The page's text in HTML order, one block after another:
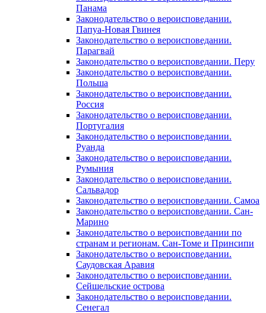
Панама
Законодательство о вероисповедании.
Папуа-Новая Гвинея
Законодательство о вероисповедании.
Парагвай
Законодательство о вероисповедании. Перу
Законодательство о вероисповедании.
Польша
Законодательство о вероисповедании.
Россия
Законодательство о вероисповедании.
Португалия
Законодательство о вероисповедании.
Руанда
Законодательство о вероисповедании.
Румыния
Законодательство о вероисповедании.
Сальвадор
Законодательство о вероисповедании. Самоа
Законодательство о вероисповедании. Сан-
Марино
Законодательство о вероисповедании по
странам и регионам. Сан-Томе и Принсипи
Законодательство о вероисповедании.
Саудовская Аравия
Законодательство о вероисповедании.
Сейшельские острова
Законодательство о вероисповедании.
Сенегал